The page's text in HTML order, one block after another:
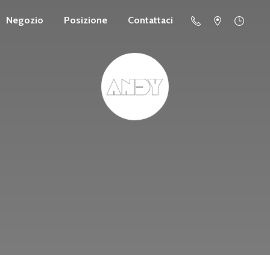
Negozio Posizione Contattaci